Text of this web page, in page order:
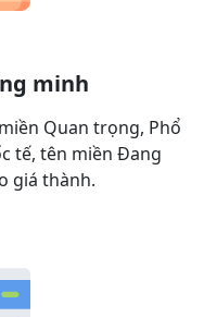
minh
Quan trọng, Phổ
tế, tên miền Đang
giá thành.